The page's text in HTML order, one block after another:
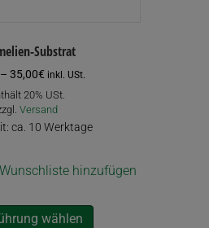
Substrat
– 35,00€Preisspanne:
2,50€
bis
35,00€
inkl. USt.
20% USt.
Versand
ca. 10 Werktage
hinzufügen
wählen